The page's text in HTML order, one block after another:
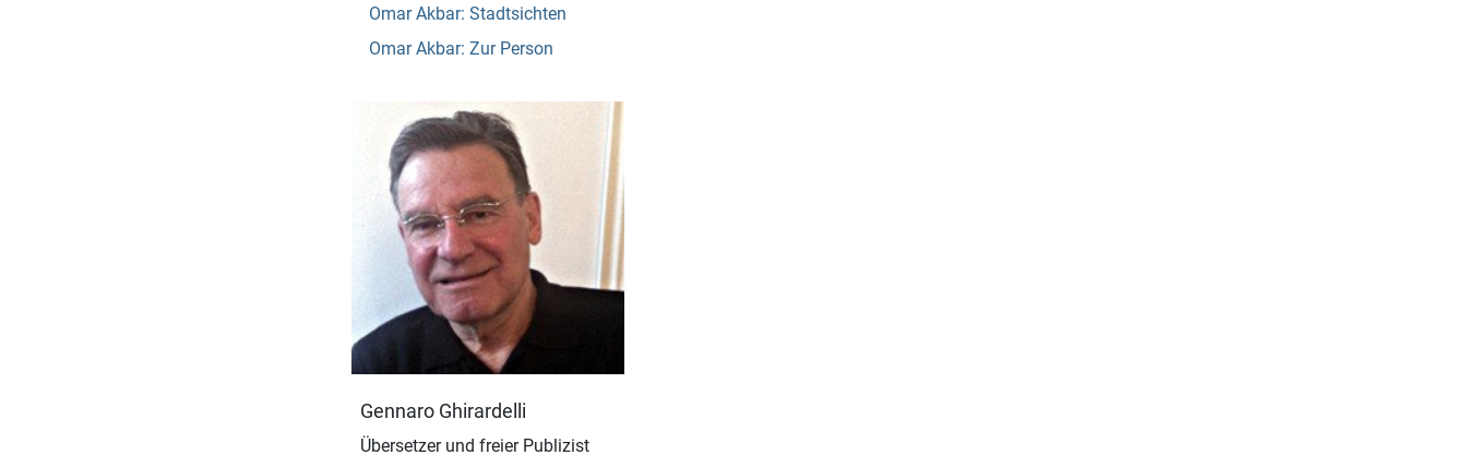
Omar Akbar: Stadtsichten
Omar Akbar: Zur Person
Gennaro Ghirardelli
Übersetzer und freier Publizist